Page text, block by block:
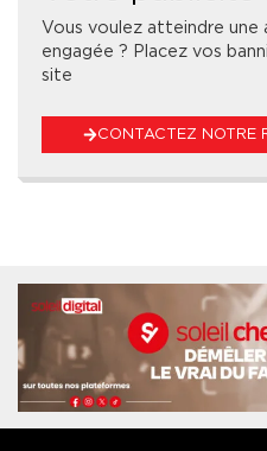
Vous voulez atteindre une
engagée ? Placez vos
site
CONTACTEZ NOTRE